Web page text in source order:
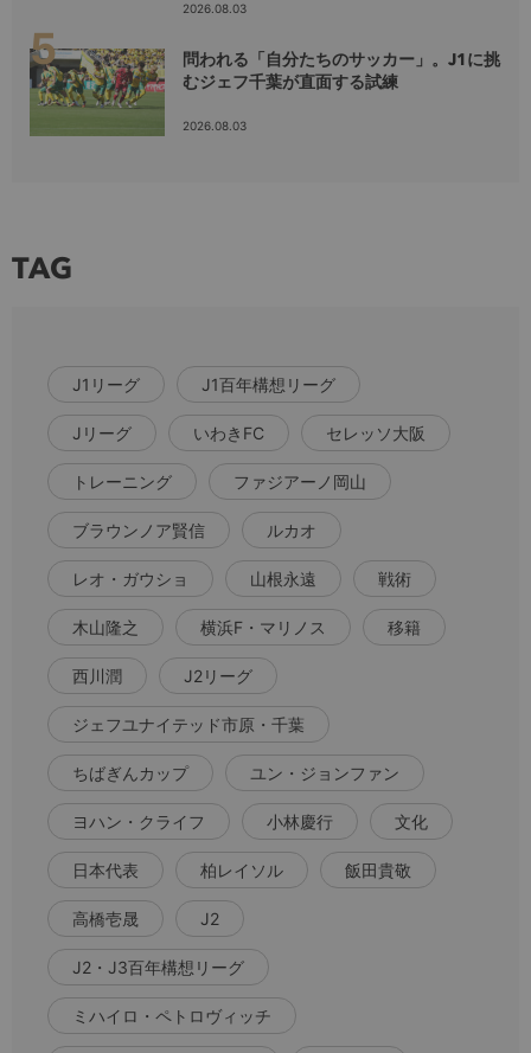
2026.08.03
問われる「自分たちのサッカー」。J1に挑
むジェフ千葉が直面する試練
2026.08.03
TAG
J1リーグ J1百年構想リーグ
Jリーグ いわきFC セレッソ大阪
トレーニング ファジアーノ岡山
ブラウンノア賢信 ルカオ
レオ・ガウショ 山根永遠 戦術
木山隆之 横浜F・マリノス 移籍
西川潤 J2リーグ
ジェフユナイテッド市原・千葉
ちばぎんカップ ユン・ジョンファン
ヨハン・クライフ 小林慶行 文化
日本代表 柏レイソル 飯田貴敬
高橋壱晟 J2
J2・J3百年構想リーグ
ミハイロ・ペトロヴィッチ